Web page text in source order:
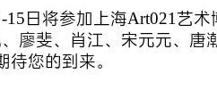
-15日将参加上海Art021艺
廖斐、肖江、宋元元、唐
待您的到来。